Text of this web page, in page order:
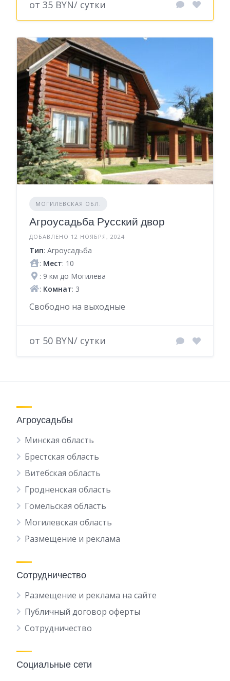
от 35 BYN/ сутки
МОГИЛЕВСКАЯ ОБЛ.
Агроусадьба Русский двор
ДОБАВЛЕНО 12 НОЯБРЯ, 2024
Тип: Агроусадьба
: Мест: 10
: 9 км до Могилева
: Комнат: 3
Свободно на выходные
от 50 BYN/ сутки
Агроусадьбы
Минская область
Брестская область
Витебская область
Гродненская область
Гомельская область
Могилевская область
Размещение и реклама
Сотрудничество
Размещение и реклама на сайте
Публичный договор оферты
Сотрудничество
Социальные сети